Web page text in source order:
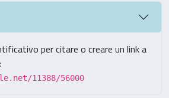
per citare o creare un link a
11388/56000